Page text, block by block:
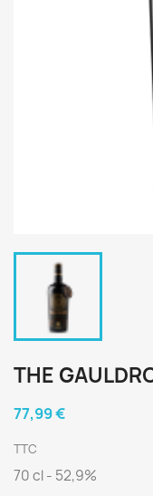
THE
77,99 €
TTC
70 cl - 52,9%